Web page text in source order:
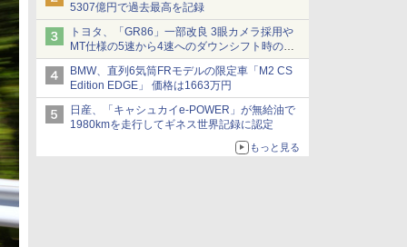
5307億円で過去最高を記録
トヨタ、「GR86」一部改良 3眼カメラ採用や
MT仕様の5速から4速へのダウンシフト時の操
作性向上など
BMW、直列6気筒FRモデルの限定車「M2 CS
Edition EDGE」 価格は1663万円
日産、「キャシュカイe-POWER」が無給油で
1980kmを走行してギネス世界記録に認定
もっと見る